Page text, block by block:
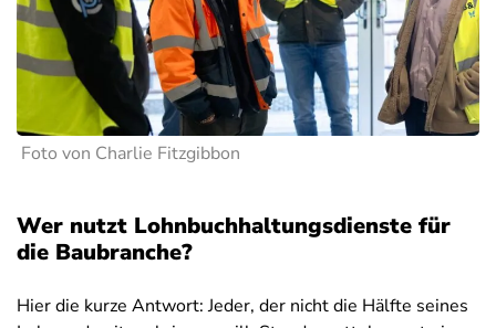
Foto von Charlie Fitzgibbon
Wer nutzt Lohnbuchhaltungsdienste für
die Baubranche?
Hier die kurze Antwort: Jeder, der nicht die Hälfte seines